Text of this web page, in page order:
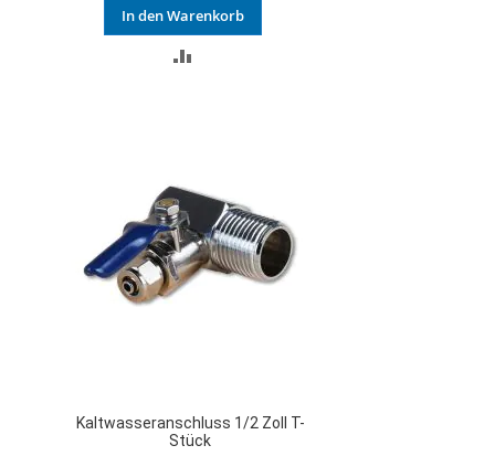
In den Warenkorb
Kaltwasseranschluss 1/2 Zoll T-
Stück